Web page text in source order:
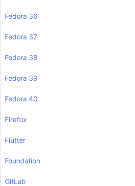
Fedora 36
Fedora 37
Fedora 38
Fedora 39
Fedora 40
Firefox
Flutter
Foundation
GitLab